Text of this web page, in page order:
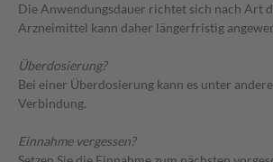
Die Anwendungsdauer richtet sich nach Art
Arzneimittel kann daher längerfristig
Überdosierung?
Bei einer Überdosierung kann es unter
Verbindung.
Einnahme vergessen?